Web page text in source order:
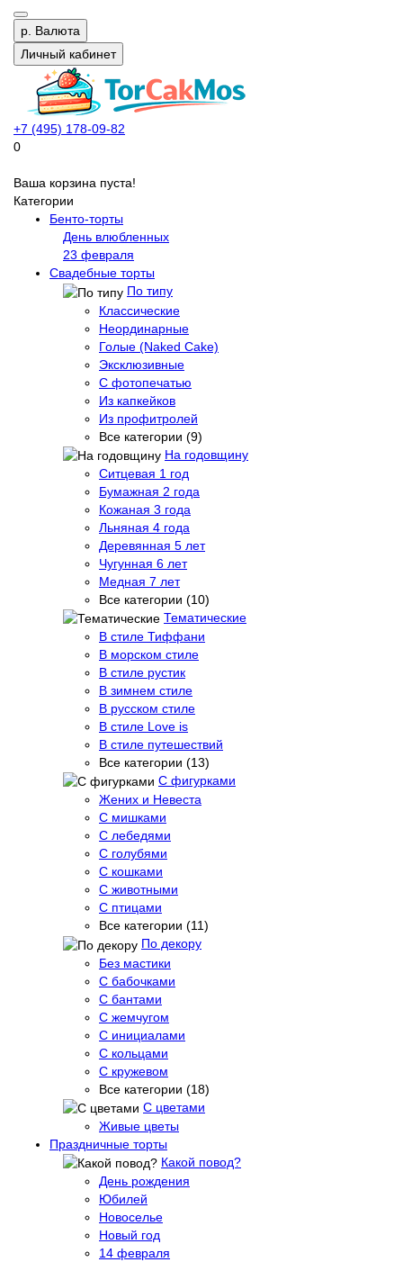
р. Валюта
Личный кабинет
+7 (495) 178-09-82
0
Ваша корзина пуста!
Категории
Бенто-торты
День влюбленных
23 февраля
Свадебные торты
По типу
Классические
Неординарные
Голые (Naked Cake)
Эксклюзивные
С фотопечатью
Из капкейков
Из профитролей
Все категории (9)
На годовщину
Ситцевая 1 год
Бумажная 2 года
Кожаная 3 года
Льняная 4 года
Деревянная 5 лет
Чугунная 6 лет
Медная 7 лет
Все категории (10)
Тематические
В стиле Тиффани
В морском стиле
В стиле рустик
В зимнем стиле
В русском стиле
В стиле Love is
В стиле путешествий
Все категории (13)
С фигурками
Жених и Невеста
С мишками
С лебедями
С голубями
С кошками
С животными
С птицами
Все категории (11)
По декору
Без мастики
С бабочками
С бантами
С жемчугом
С инициалами
С кольцами
С кружевом
Все категории (18)
С цветами
Живые цветы
Праздничные торты
Какой повод?
День рождения
Юбилей
Новоселье
Новый год
14 февраля